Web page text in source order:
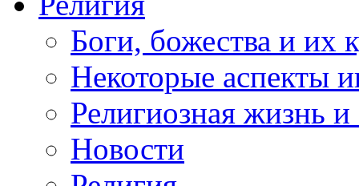
Боги, божества и их
Некоторые аспекты
Религиозная жизнь
Новости